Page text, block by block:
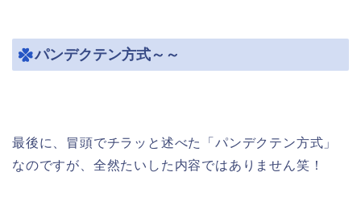
パンデクテン方式～～
最後に、冒頭でチラッと述べた「パンデクテン方式」
なのですが、全然たいした内容ではありません笑！